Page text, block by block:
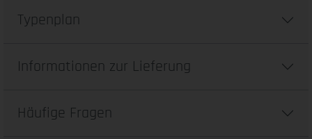
Typenplan
Informationen zur Lieferung
Häufige Fragen